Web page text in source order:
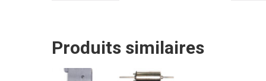
Produits similaires